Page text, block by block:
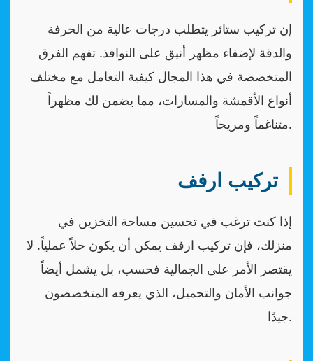
إن تركيب ستائر يتطلب درجات عالية من الحرفة
والدقة لإضفاء مظهر أنيق على النوافذ. تفهم الفرق
المتخصصة في هذا المجال كيفية التعامل مع مختلف
أنواع الأقمشة والمسارات، مما يضمن لك مظهراً
متناغماً ومريحاً.
تركيب ارفف
إذا كنت ترغب في تحسين مساحة التخزين في
منزلك، فإن تركيب ارفف يمكن أن يكون حلاً عملياً. لا
يقتصر الأمر على الجمالية فحسب، بل يشمل أيضاً
جوانب الأمان والتحميل، الذي يعرفه المتخصصون
جيدًا.